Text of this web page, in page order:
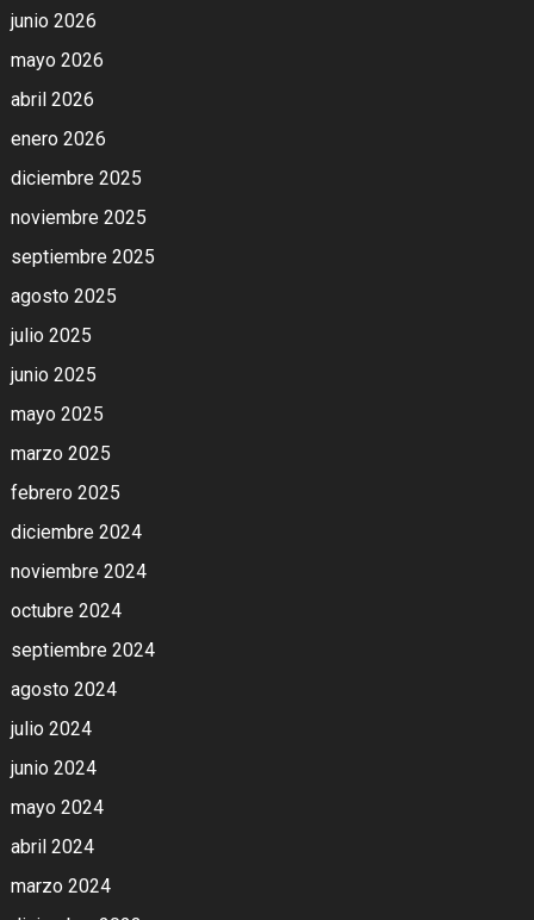
junio 2026
mayo 2026
abril 2026
enero 2026
diciembre 2025
noviembre 2025
septiembre 2025
agosto 2025
julio 2025
junio 2025
mayo 2025
marzo 2025
febrero 2025
diciembre 2024
noviembre 2024
octubre 2024
septiembre 2024
agosto 2024
julio 2024
junio 2024
mayo 2024
abril 2024
marzo 2024